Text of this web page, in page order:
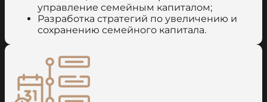
управление семейным капиталом;
Разработка стратегий по увеличению и
сохранению семейного капитала.